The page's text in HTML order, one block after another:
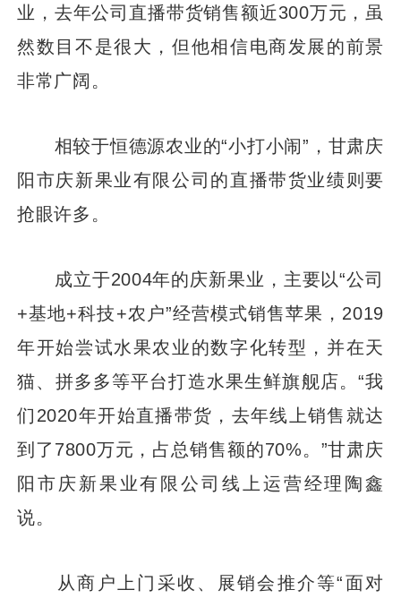
业，去年公司直播带货销售额近300万元，虽
然数目不是很大，但他相信电商发展的前景
非常广阔。
相较于恒德源农业的“小打小闹”，甘肃庆
阳市庆新果业有限公司的直播带货业绩则要
抢眼许多。
成立于2004年的庆新果业，主要以“公司
+基地+科技+农户”经营模式销售苹果，2019
年开始尝试水果农业的数字化转型，并在天
猫、拼多多等平台打造水果生鲜旗舰店。“我
们2020年开始直播带货，去年线上销售就达
到了7800万元，占总销售额的70%。”甘肃庆
阳市庆新果业有限公司线上运营经理陶鑫
说。
从商户上门采收、展销会推介等“面对